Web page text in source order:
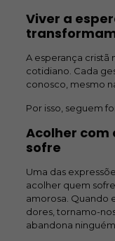
Viver a
A esperança cristã
cotidiano. Cada
conosco, mesmo
Por isso, seguem
Acolher com
sofre
Uma das
acolher quem
amorosa. Quando
dores, tornamo-
abandona ninguém.